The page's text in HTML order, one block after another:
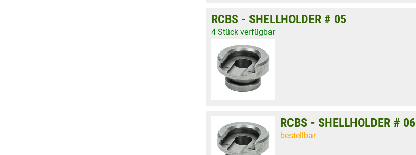
RCBS - SHELLHOLDER # 05
4 Stück verfügbar
RCBS - SHELLHOLDER # 06
bestellbar